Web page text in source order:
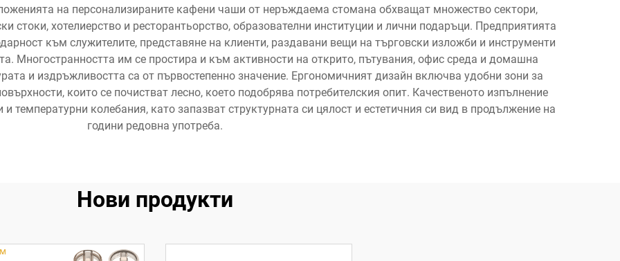
на персонализираните кафени чаши от неръждаема стомана обхващат множество сектори,
стоки, хотелиерство и ресторантьорство, образователни институции и лични подаръци. Предприятията
към служителите, представяне на клиенти, раздавани вещи на търговски изложби и инструменти
Многостранността им се простира и към активности на открито, пътувания, офис среда и домашна
и издръжливостта са от първостепенно значение. Ергономичният дизайн включва удобни зони за
които се почистват лесно, което подобрява потребителския опит. Качественото изпълнение
температурни колебания, като запазват структурната си цялост и естетичния си вид в продължение на
години редовна употреба.
Нови продукти